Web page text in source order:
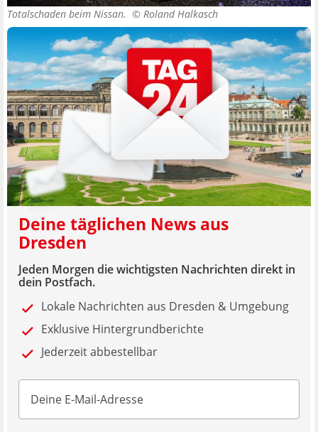
Totalschaden beim Nissan. © Roland Halkasch
Deine täglichen News aus
Dresden
Jeden Morgen die wichtigsten Nachrichten direkt in
dein Postfach.
Lokale Nachrichten aus Dresden & Umgebung
Exklusive Hintergrundberichte
Jederzeit abbestellbar